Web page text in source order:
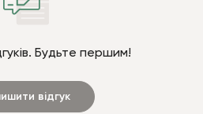
Будьте першим!
відгук